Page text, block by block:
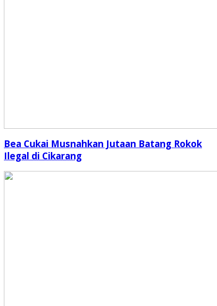
Bea Cukai Musnahkan Jutaan Batang Rokok
Ilegal di Cikarang